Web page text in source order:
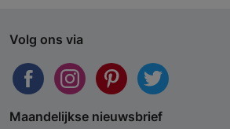
Volg ons via
Maandelijkse nieuwsbrief